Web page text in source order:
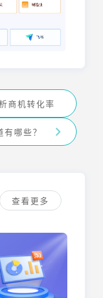
商机转化率
哪些？
查看更多